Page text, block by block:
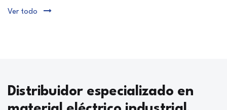
Ver todo
Distribuidor especializado en